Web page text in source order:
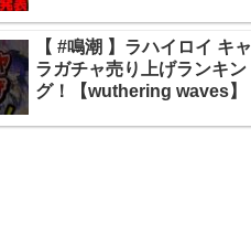
【 #鳴潮 】ラハイロイ キャ
ラガチャ売り上げランキン
グ！【wuthering waves】